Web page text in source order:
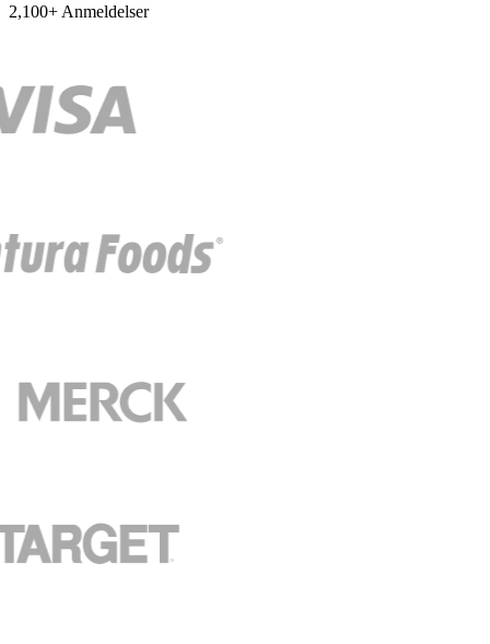
2,100+ Anmeldelser